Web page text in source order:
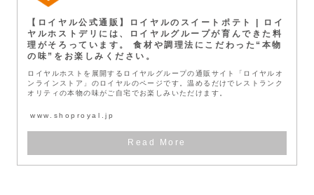
【ロイヤル公式通販】ロイヤルのスイートポテト | ロイ
ヤルホストデリには、ロイヤルグループが育んできた料
理がそろっています。 食材や調理法にこだわった“本物
の味”をお楽しみください。
ロイヤルホストを展開するロイヤルグループの通販サイト「ロイヤルオ
ンラインストア」のロイヤルのページです。温めるだけでレストランク
オリティの本物の味がご自宅でお楽しみいただけます。
www.shoproyal.jp